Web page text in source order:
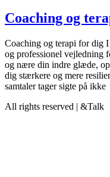
Coaching og
Coaching og terapi for dig
og professionel vejledning
og nære din indre glæde,
dig stærkere og mere
samtaler tager sigte på ikke
All rights reserved | &Talk